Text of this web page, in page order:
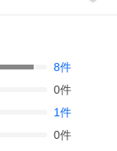
8件
0件
1件
0件